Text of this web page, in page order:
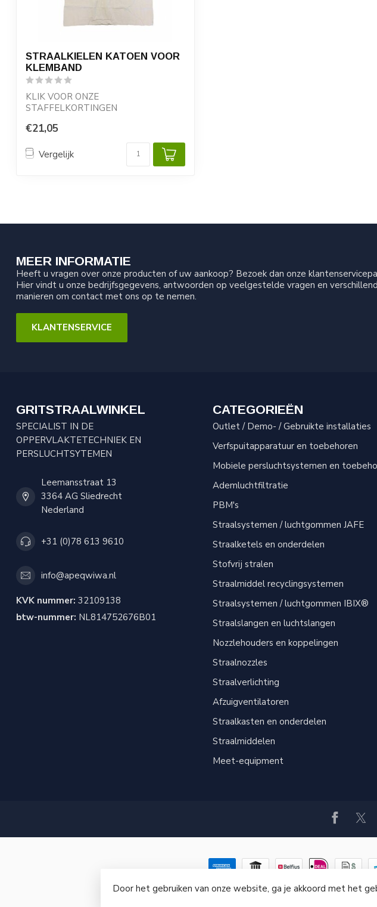
STRAALKIELEN KATOEN VOOR
KLEMBAND
KLIK VOOR ONZE
STAFFELKORTINGEN
Passend op straalhelm: Apollo 600 en
...
€21,05
Vergelijk
MEER INFORMATIE
Heeft u vragen over onze producten of uw aankoop? Bezoek dan onze
Hier vindt u onze bedrijfsgegevens, antwoorden op veelgestelde vragen en
manieren om contact met ons op te nemen.
KLANTENSERVICE
GRITSTRAALWINKEL
SPECIALIST IN DE
OPPERVLAKTETECHNIEK EN
PERSLUCHTSYTEMEN
Leemansstraat 13
3364 AG Sliedrecht
Nederland
+31 (0)78 613 9610
info@apeqwiwa.nl
KVK nummer: 32109138
btw-nummer: NL814752676B01
CATEGORIEËN
Outlet / Demo- / Gebruikte installaties
Verfspuitapparatuur en toebehoren
Mobiele persluchtsystemen en
Ademluchtfiltratie
PBM's
Straalsystemen / luchtgommen JAFE
Straalketels en onderdelen
Stofvrij stralen
Straalmiddel recyclingsystemen
Straalsystemen / luchtgommen IBIX®
Straalslangen en luchtslangen
Nozzlehouders en koppelingen
Straalnozzles
Straalverlichting
Afzuigventilatoren
Straalkasten en onderdelen
Straalmiddelen
Meet-equipment
© Copyright
Door het gebruiken van onze website, ga je akkoord met het